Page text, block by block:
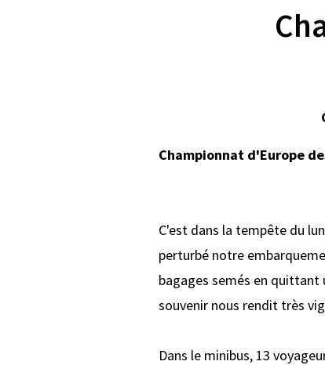
Championnat d'Europe
C'est dans la tempête du
perturbé notre
bagages semés en quittant
souvenir nous rendit très
Dans le minibus, 13